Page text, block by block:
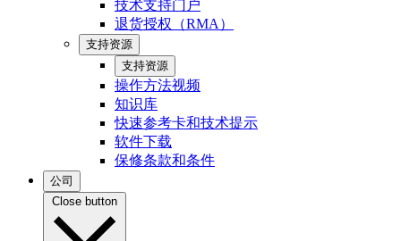
技术支持门户
退货授权（RMA）
支持资源
支持资源
操作方法视频
知识库
快速参考卡和技术提示
软件下载
保修条款和条件
公司
Close button